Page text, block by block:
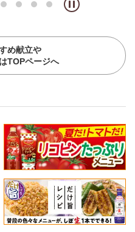
め献立や
TOPページへ